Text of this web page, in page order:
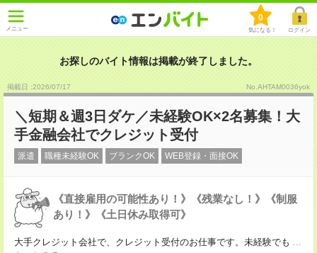
メニュー
0
気になる！ ログイン
お探しのバイト情報は掲載が終了しました。
掲載日 :2026/07/17 No.AHTAM0036yok
＼短期＆週3日ダケ／未経験OK×2名募集！大
手金融会社でクレジット受付
派遣 職種未経験OK ブランクOK WEB登録・面接OK
《直接雇用の可能性あり！》《残業なし！》《制服
あり！》《土日休み取得可》
大手クレジット会社で、クレジット受付のお仕事です。未経験でも ...